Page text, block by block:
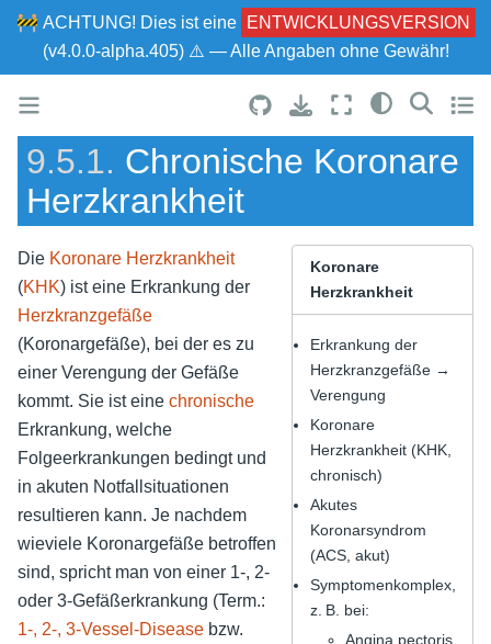
🚧 ACHTUNG! Dies ist eine
ENTWICKLUNGSVERSION
(v4.0.0-alpha.405) ⚠ — Alle Angaben ohne Gewähr!
9.5.1. Chronische Koronare
Herzkrankheit
Koronare
Herzkrankheit
Erkrankung der
Herzkranzgefäße →
Verengung
Koronare
Herzkrankheit (KHK,
chronisch)
Akutes
Koronarsyndrom
(ACS, akut)
Symptomenkomplex,
z. B. bei:
Angina pectoris
Die Koronare Herzkrankheit
(KHK) ist eine Erkrankung der
Herzkranzgefäße
(Koronargefäße), bei der es zu
einer Verengung der Gefäße
kommt. Sie ist eine chronische
Erkrankung, welche
Folgeerkrankungen bedingt und
in akuten Notfallsituationen
resultieren kann. Je nachdem
wieviele Koronargefäße betroffen
sind, spricht man von einer 1-, 2-
oder 3-Gefäßerkrankung (Term.:
1-, 2-, 3-Vessel-Disease bzw.